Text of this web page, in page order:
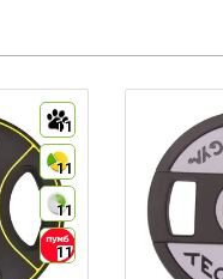
11
11
11
11